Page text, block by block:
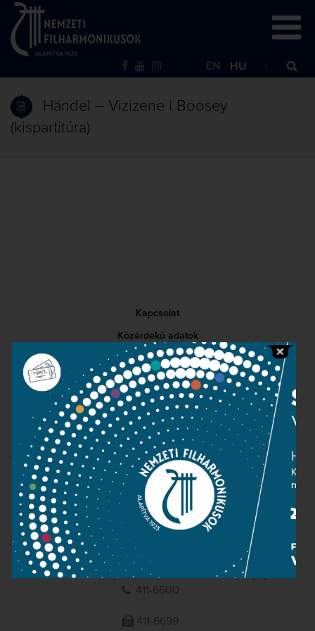
EN HU
Händel – Vizizene | Boosey
(kispartitúra)
Kapcsolat
Közérdekű adatok
Sajtószoba
Adatvédelem
Impresszum
NEMZETI
FILHARMONIKUSOK
1095 Budapest, Komor Marcell u. 1. (Müpa)
411-6600
411-6699